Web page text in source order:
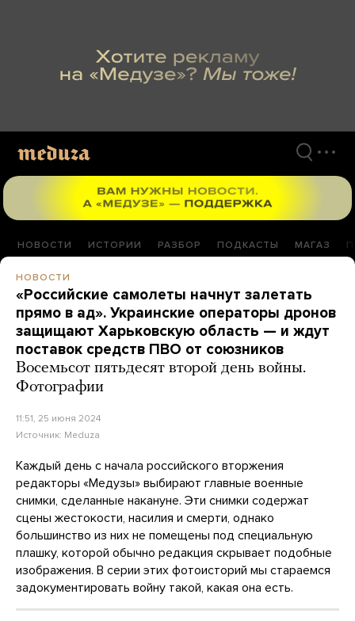
НОВОСТИ ИСТОРИИ РАЗБОР ПОДКАСТЫ МАГАЗ
НОВОСТИ
«Российские самолеты начнут залетать
прямо в ад». Украинские операторы дронов
защищают Харьковскую область — и ждут
поставок средств ПВО от союзников
Восемьсот пятьдесят второй день войны.
Фотографии
11:51, 25 июня 2024
Источник: Meduza
Каждый день с начала российского вторжения
редакторы «Медузы» выбирают главные военные
снимки, сделанные накануне. Эти снимки содержат
сцены жестокости, насилия и смерти, однако
большинство из них не помещены под специальную
плашку, которой обычно редакция скрывает подобные
изображения. В серии этих фотоисторий мы стараемся
задокументировать войну такой, какая она есть.